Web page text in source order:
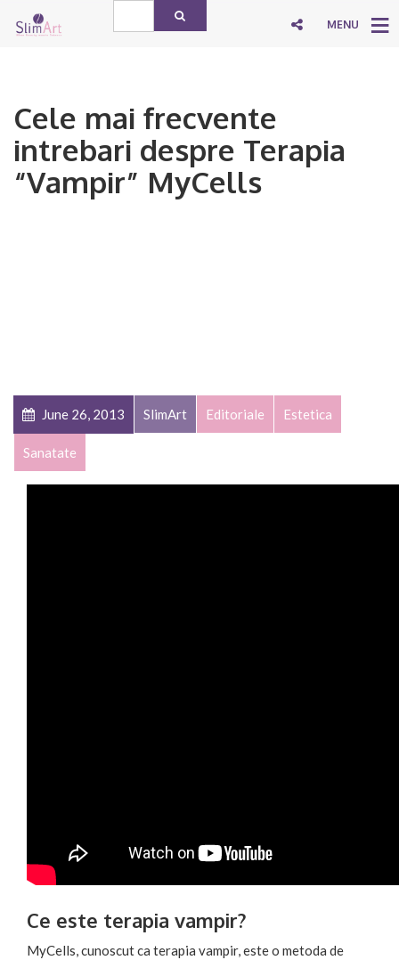
MENU
Cele mai frecvente
intrebari despre Terapia
“Vampir” MyCells
June 26, 2013 SlimArt Editoriale Estetica
Sanatate
Ce este terapia vampir?
MyCells, cunoscut ca terapia vampir, este o metoda de